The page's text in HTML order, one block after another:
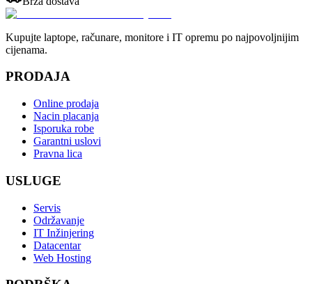
Kupujte laptope, računare, monitore i IT opremu po najpovoljnijim
cijenama.
PRODAJA
Online prodaja
Nacin placanja
Isporuka robe
Garantni uslovi
Pravna lica
USLUGE
Servis
Održavanje
IT Inžinjering
Datacentar
Web Hosting